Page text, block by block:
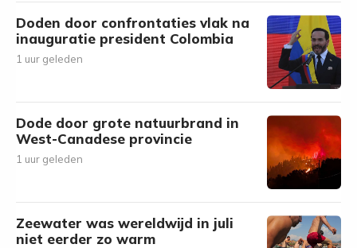
Doden door confrontaties vlak na
inauguratie president Colombia
1 uur geleden
Dode door grote natuurbrand in
West-Canadese provincie
1 uur geleden
Zeewater was wereldwijd in juli
niet eerder zo warm